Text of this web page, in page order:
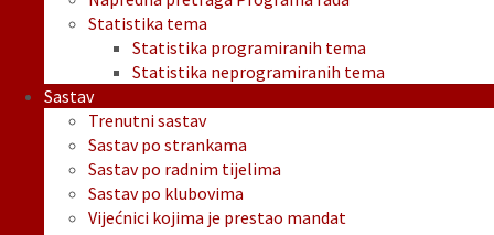
Statistika tema
Statistika programiranih tema
Statistika neprogramiranih tema
Sastav
Trenutni sastav
Sastav po strankama
Sastav po radnim tijelima
Sastav po klubovima
Vijećnici kojima je prestao mandat